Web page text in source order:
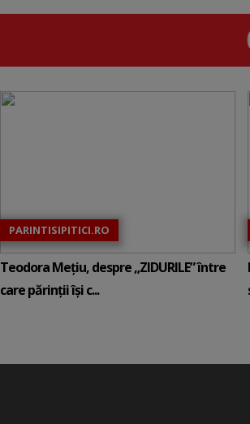
PARINTISIPITICI.RO
Teodora Mețiu, despre „ZIDURILE” între
care părinții își c...